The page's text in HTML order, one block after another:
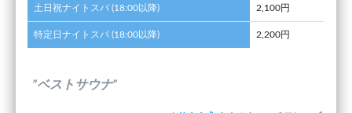
土日祝ナイトスパ (18:00以降) 2,100円
特定日ナイトスパ (18:00以降) 2,200円
”ベストサウナ”